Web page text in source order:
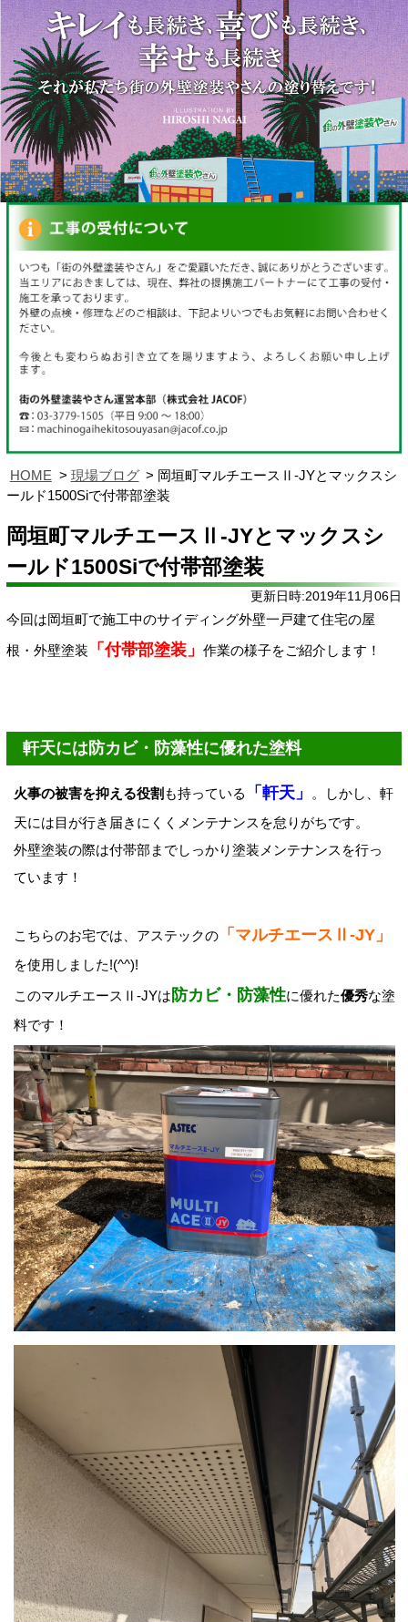
HOME 現場ブログ
岡垣町マルチエースⅡ-JYとマックスシ
ールド1500Siで付帯部塗装
岡垣町マルチエースⅡ-JYとマックスシ
ールド1500Siで付帯部塗装
更新日時:2019年11月06日
今回は岡垣町で施工中のサイディング外壁一戸建て住宅の屋
根・外壁塗装
「付帯部塗装」 作業の様子をご紹介します！
軒天には防カビ・防藻性に優れた塗料
火事の被害を抑える役割 も持っている 「軒天」
。しかし、軒
天には目が行き届きにくくメンテナンスを怠りがちです。
外壁塗装の際は付帯部までしっかり塗装メンテナンスを行っ
ています！
こちらのお宅では、アステックの「マルチエースⅡ-JY」
を使用しました!(^^)!
このマルチエースⅡ-JYは 防カビ・防藻性に優れた優秀な塗
料です！